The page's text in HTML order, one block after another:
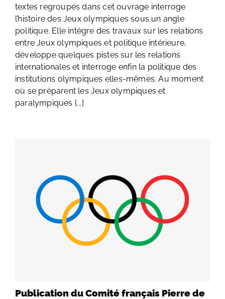
textes regroupés dans cet ouvrage interroge
l’histoire des Jeux olympiques sous un angle
politique. Elle intègre des travaux sur les relations
entre Jeux olympiques et politique intérieure,
développe quelques pistes sur les relations
internationales et interroge enfin la politique des
institutions olympiques elles-mêmes. Au moment
où se préparent les Jeux olympiques et
paralympiques [...]
Publication du Comité français Pierre de